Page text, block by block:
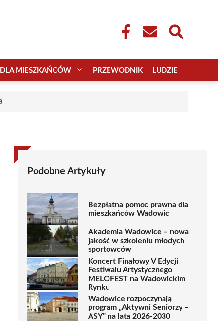
DLA MIESZKAŃCÓW PRZEWODNIK LUDZIE
Podobne Artykuły
Bezpłatna pomoc prawna dla
mieszkańców Wadowic
Akademia Wadowice – nowa
jakość w szkoleniu młodych
sportowców
Koncert Finałowy V Edycji
Festiwalu Artystycznego
MELOFEST na Wadowickim
Rynku
Wadowice rozpoczynają
program „Aktywni Seniorzy –
ASY” na lata 2026-2030